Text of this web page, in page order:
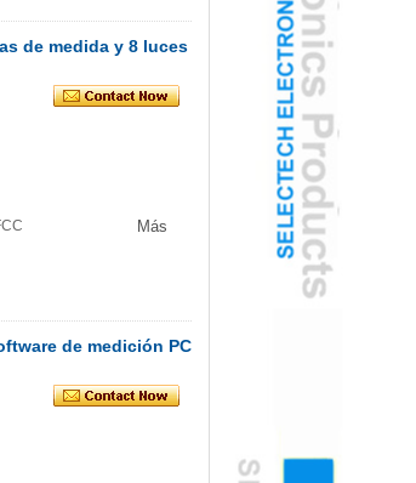
de medida y 8 luces
Más
de medición PC-